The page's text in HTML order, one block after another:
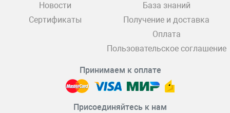
Новости
Сертификаты
База знаний
Получение и доставка
Оплата
Пользовательское соглашение
Принимаем к оплате
Присоединяйтесь к нам